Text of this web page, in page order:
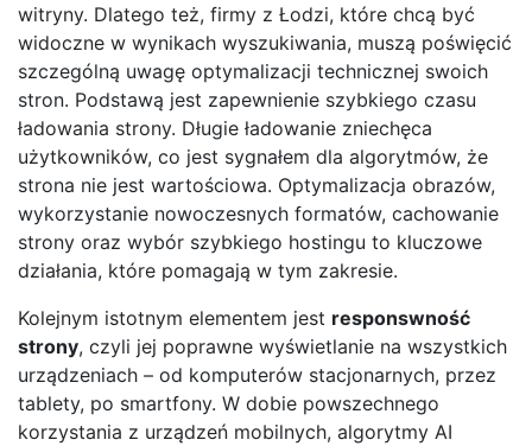
witryny. Dlatego też, firmy z Łodzi, które chcą być
widoczne w wynikach wyszukiwania, muszą poświęcić
szczególną uwagę optymalizacji technicznej swoich
stron. Podstawą jest zapewnienie szybkiego czasu
ładowania strony. Długie ładowanie zniechęca
użytkowników, co jest sygnałem dla algorytmów, że
strona nie jest wartościowa. Optymalizacja obrazów,
wykorzystanie nowoczesnych formatów, cachowanie
strony oraz wybór szybkiego hostingu to kluczowe
działania, które pomagają w tym zakresie.
Kolejnym istotnym elementem jest responswność
strony, czyli jej poprawne wyświetlanie na wszystkich
urządzeniach – od komputerów stacjonarnych, przez
tablety, po smartfony. W dobie powszechnego
korzystania z urządzeń mobilnych, algorytmy AI